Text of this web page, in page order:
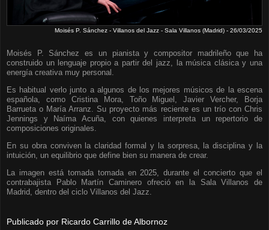
Moisés P. Sánchez - Villanos del Jazz - Sala Villanos (Madrid) - 26/03/2025
Moisés P. Sánchez es un pianista y compositor madrileño que ha
construido un lenguaje propio a partir del jazz, la música clásica y una
energía creativa muy personal.
Es habitual verlo junto a algunos de los mejores músicos de la escena
española, como Cristina Mora, Toño Miguel, Javier Vercher, Borja
Barrueta o María Arranz. Su proyecto más reciente es un trío con Chris
Jennings y Naíma Acuña, con quienes interpreta un repertorio de
composiciones originales.
En su obra conviven la claridad formal y la sorpresa, la disciplina y la
intuición, un equilibrio que define bien su manera de crear.
La imagen está tomada tomada en 2025, durante el concierto que el
contrabajista Pablo Martín Caminero ofreció en la Sala Villanos de
Madrid, dentro del ciclo Villanos del Jazz.
Publicado por Ricardo Carrillo de Albornoz